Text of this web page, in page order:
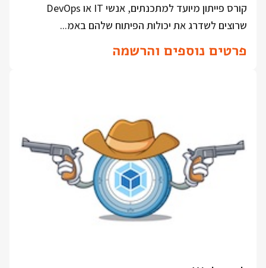
קורס פייתון מיועד למתכנתים, אנשי IT או DevOps
שרוצים לשדרג את יכולות הפיתוח שלהם באמ...
פרטים נוספים והרשמה